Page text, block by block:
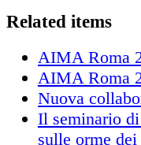
Related items
AIMA Roma
AIMA Roma
Nuova
Il seminario
sulle orme